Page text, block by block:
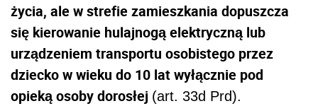
życia, ale w strefie zamieszkania dopuszcza
się kierowanie hulajnogą elektryczną lub
urządzeniem transportu osobistego przez
dziecko w wieku do 10 lat wyłącznie pod
opieką osoby dorosłej (art. 33d Prd).